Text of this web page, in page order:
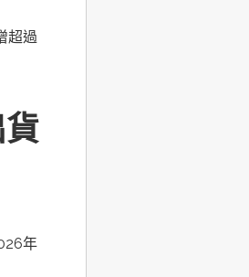
超過
年